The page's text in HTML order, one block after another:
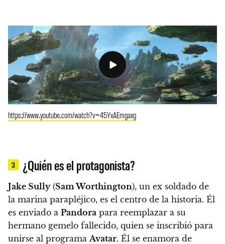
https://www.youtube.com/watch?v=45YxAEmgaxg
3 ¿Quién es el protagonista?
Jake Sully(Sam Worthington), un ex soldado de
la marina parapléjico, es el centro de la historia. Él
es enviado a Pandora para reemplazar a su
hermano gemelo fallecido, quien se inscribió para
unirse al programa Avatar. Él se enamora de